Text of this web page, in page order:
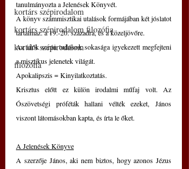
kortárs szépirodalom
kortárs szépirodalom filozófia
kortárs szépirodalom
filozófia
tanulmányozta a Jelenések Könyvét.
A könyv számmisztikai utalások formájában két jóslatot
tartalmaz: a 19.-20. századra, és a közeljövőre.
Az idők során tudósok sokasága igyekezett megfejteni
a misztikus jelenetek világát.
Apokalipszis = Kinyilatkoztatás.
Krisztus előtt ez külön irodalmi műfaj volt. Az
Ószövetségi próféták hallani vélték ezeket, János
viszont látomásokban kapta, és írta le őket.
A Jelenések Könyve
A szerzője János, aki nem biztos, hogy azonos Jézus